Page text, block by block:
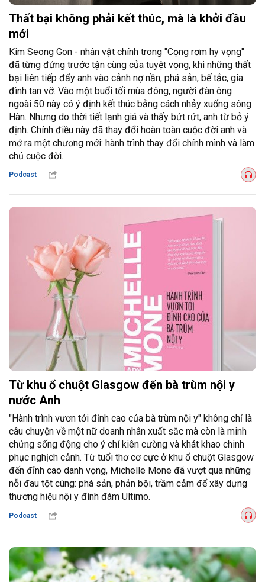
Thất bại không phải kết thúc, mà là khởi đầu
mới
Kim Seong Gon - nhân vật chính trong "Cọng rơm hy vọng"
đã từng đứng trước tận cùng của tuyệt vọng, khi những thất
bại liên tiếp đẩy anh vào cảnh nợ nần, phá sản, bế tắc, gia
đình tan vỡ. Vào một buổi tối mùa đông, người đàn ông
ngoài 50 này có ý định kết thúc bằng cách nhảy xuống sông
Hàn. Nhưng do thời tiết lạnh giá và thấy bứt rứt, anh từ bỏ ý
định. Chính điều này đã thay đổi hoàn toàn cuộc đời anh và
mở ra một chương mới: hành trình thay đổi chính mình và làm
chủ cuộc đời.
Podcast
Từ khu ổ chuột Glasgow đến bà trùm nội y
nước Anh
"Hành trình vươn tới đỉnh cao của bà trùm nội y" không chỉ là
câu chuyện về một nữ doanh nhân xuất sắc mà còn là minh
chứng sống động cho ý chí kiên cường và khát khao chinh
phục nghịch cảnh. Từ tuổi thơ cơ cực ở khu ổ chuột Glasgow
đến đỉnh cao danh vọng, Michelle Mone đã vượt qua những
nỗi đau tột cùng: phá sản, phản bội, trầm cảm để xây dựng
thương hiệu nội y đình đám Ultimo.
Podcast